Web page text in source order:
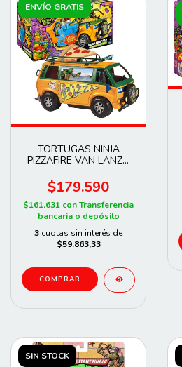
ENVÍO GRATIS
TORTUGAS NINJA
PIZZAFIRE VAN LANZA
$179.590
$161.631 conTransferencia
bancaria o depósito
3 cuotas sin interés de
$59.863,33
SIN STOCK